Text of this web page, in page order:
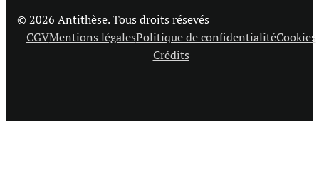
© 2026 Antithèse. Tous droits résevés
CGVMentions légalesPolitique de confidentialitéCookies
Crédits